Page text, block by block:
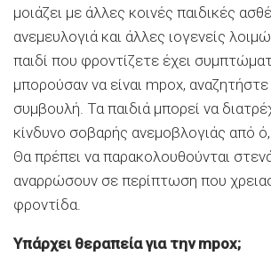
μοιάζει με άλλες κοινές παιδικές
ανεμευλογιά και άλλες ιογενείς
παιδί που φροντίζετε έχει
μπορούσαν να είναι mpox, αναζητήστε
συμβουλή. Τα παιδιά μπορεί να
κίνδυνο σοβαρής ανεμοβλογιάς από
Θα πρέπει να παρακολουθούνται
αναρρώσουν σε περίπτωση που
φροντίδα.
Υπάρχει θεραπεία για την mpox;